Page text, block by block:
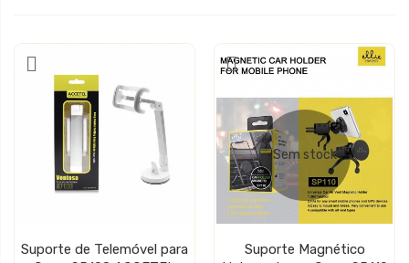
Suporte de Telemóvel para
Sem stock
Suporte Magnético